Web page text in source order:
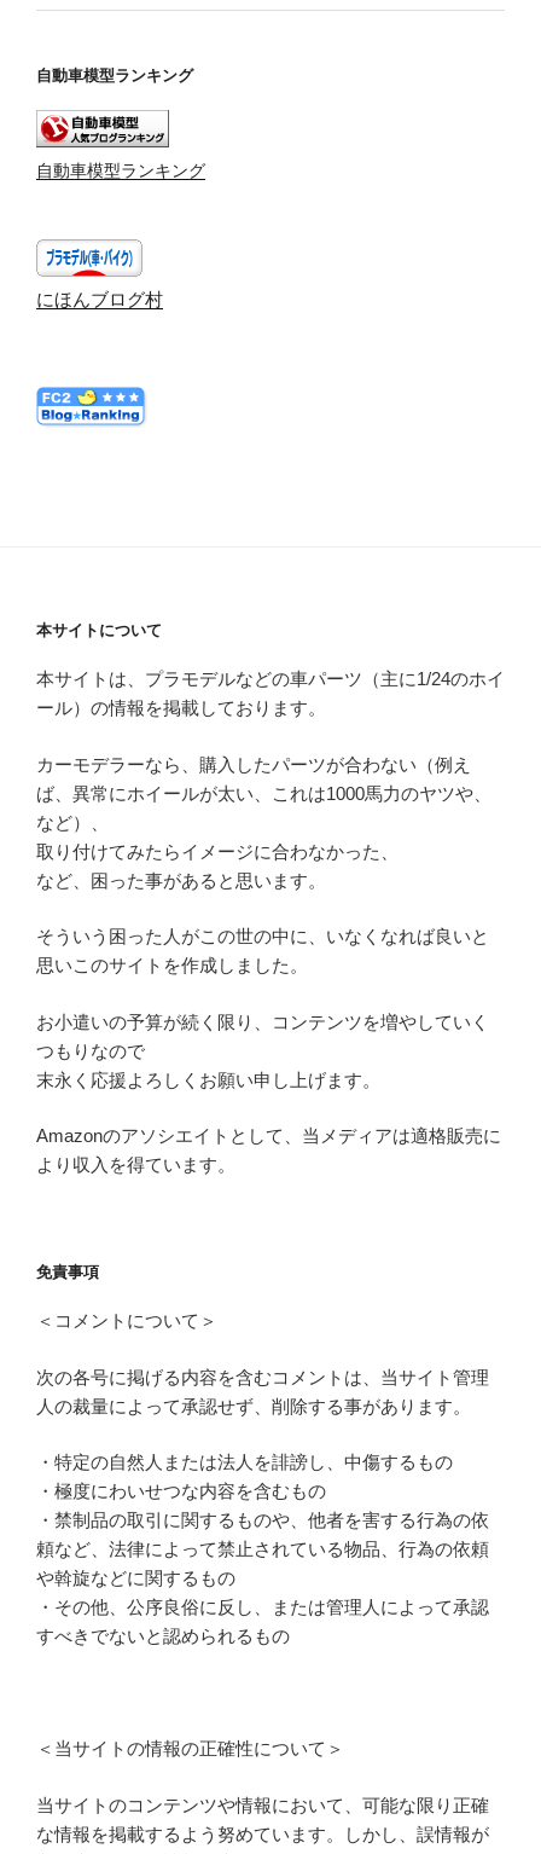
自動車模型ランキング
自動車模型ランキング
にほんブログ村
本サイトについて
本サイトは、プラモデルなどの車パーツ（主に1/24のホイ
ール）の情報を掲載しております。
カーモデラーなら、購入したパーツが合わない（例え
ば、異常にホイールが太い、これは1000馬力のヤツや、
など）、
取り付けてみたらイメージに合わなかった、
など、困った事があると思います。
そういう困った人がこの世の中に、いなくなれば良いと
思いこのサイトを作成しました。
お小遣いの予算が続く限り、コンテンツを増やしていく
つもりなので
末永く応援よろしくお願い申し上げます。
Amazonのアソシエイトとして、当メディアは適格販売に
より収入を得ています。
免責事項
＜コメントについて＞
次の各号に掲げる内容を含むコメントは、当サイト管理
人の裁量によって承認せず、削除する事があります。
・特定の自然人または法人を誹謗し、中傷するもの
・極度にわいせつな内容を含むもの
・禁制品の取引に関するものや、他者を害する行為の依
頼など、法律によって禁止されている物品、行為の依頼
や斡旋などに関するもの
・その他、公序良俗に反し、または管理人によって承認
すべきでないと認められるもの
＜当サイトの情報の正確性について＞
当サイトのコンテンツや情報において、可能な限り正確
な情報を掲載するよう努めています。しかし、誤情報が